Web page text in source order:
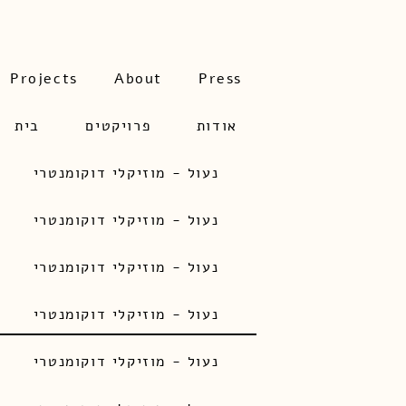
Projects About Press
בית פרויקטים אודות
נעול - מוזיקלי דוקומנטרי
נעול - מוזיקלי דוקומנטרי
נעול - מוזיקלי דוקומנטרי
נעול - מוזיקלי דוקומנטרי
נעול - מוזיקלי דוקומנטרי